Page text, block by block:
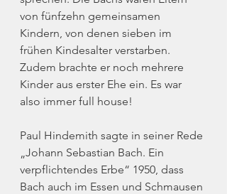
von fünfzehn gemeinsamen
Kindern, von denen sieben im
frühen Kindesalter verstarben.
Zudem brachte er noch mehrere
Kinder aus erster Ehe ein. Es war
also immer full house!
Paul Hindemith sagte in seiner Rede
„Johann Sebastian Bach. Ein
verpflichtendes Erbe“ 1950, dass
Bach auch im Essen und Schmausen